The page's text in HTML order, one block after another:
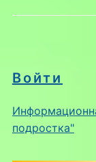
Войти
подростка"